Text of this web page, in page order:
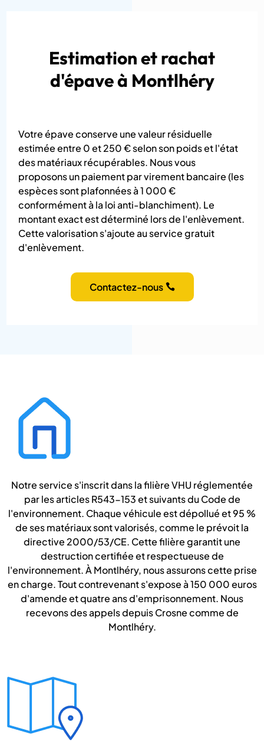
Estimation et rachat
d'épave à Montlhéry
Votre épave conserve une valeur résiduelle
estimée entre 0 et 250 € selon son poids et l'état
des matériaux récupérables. Nous vous
proposons un paiement par virement bancaire (les
espèces sont plafonnées à 1 000 €
conformément à la loi anti-blanchiment). Le
montant exact est déterminé lors de l'enlèvement.
Cette valorisation s'ajoute au service gratuit
d'enlèvement.
Contactez-nous
Notre service s'inscrit dans la filière VHU réglementée
par les articles R543-153 et suivants du Code de
l'environnement. Chaque véhicule est dépollué et 95 %
de ses matériaux sont valorisés, comme le prévoit la
directive 2000/53/CE. Cette filière garantit une
destruction certifiée et respectueuse de
l'environnement. À Montlhéry, nous assurons cette prise
en charge. Tout contrevenant s'expose à 150 000 euros
d'amende et quatre ans d'emprisonnement. Nous
recevons des appels depuis Crosne comme de
Montlhéry.